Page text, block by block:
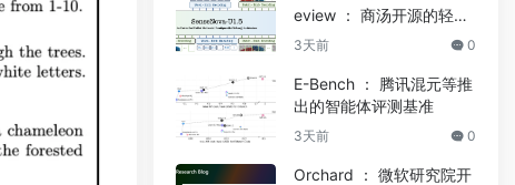
eview ： 商汤开源的轻量
多模态模型
3天前 0
E-Bench ： 腾讯混元等推
出的智能体评测基准
3天前 0
Orchard ： 微软研究院开